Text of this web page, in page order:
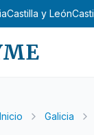
Castilla y León
Inicio Galicia